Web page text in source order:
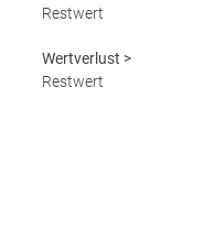
Restwert
Wertverlust >
Restwert